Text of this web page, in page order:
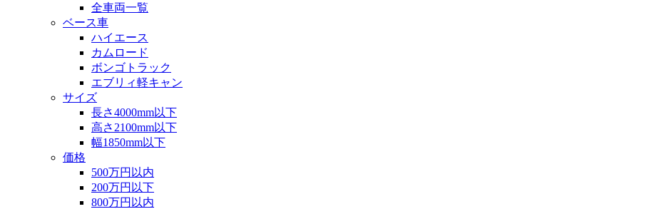
全車両一覧
ベース車
ハイエース
カムロード
ボンゴトラック
エブリィ軽キャン
サイズ
長さ4000mm以下
高さ2100mm以下
幅1850mm以下
価格
500万円以内
200万円以下
800万円以内